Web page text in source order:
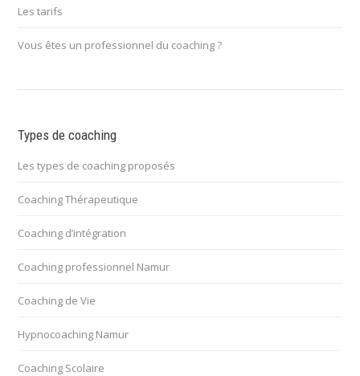
Les tarifs
Vous êtes un professionnel du coaching ?
Types de coaching
Les types de coaching proposés
Coaching Thérapeutique
Coaching d’intégration
Coaching professionnel Namur
Coaching de Vie
Hypnocoaching Namur
Coaching Scolaire